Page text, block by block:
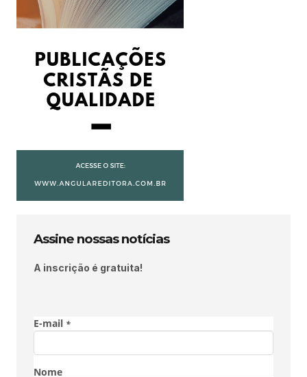
Assine nossas notícias
A inscrição é gratuita!